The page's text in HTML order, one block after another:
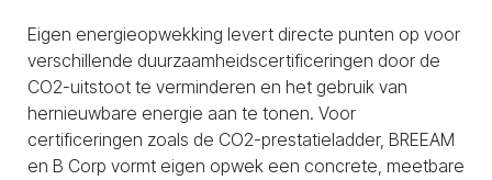
Eigen energieopwekking levert directe punten op voor
verschillende duurzaamheidscertificeringen door de
CO2-uitstoot te verminderen en het gebruik van
hernieuwbare energie aan te tonen. Voor
certificeringen zoals de CO2-prestatieladder, BREEAM
en B Corp vormt eigen opwek een concrete, meetbare